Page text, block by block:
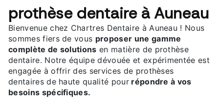
prothèse dentaire à Auneau
Bienvenue chez Chartres Dentaire à Auneau ! Nous
sommes fiers de vous proposer une gamme
complète de solutions en matière de prothèse
dentaire. Notre équipe dévouée et expérimentée est
engagée à offrir des services de prothèses
dentaires de haute qualité pourrépondre à vos
besoins spécifiques.